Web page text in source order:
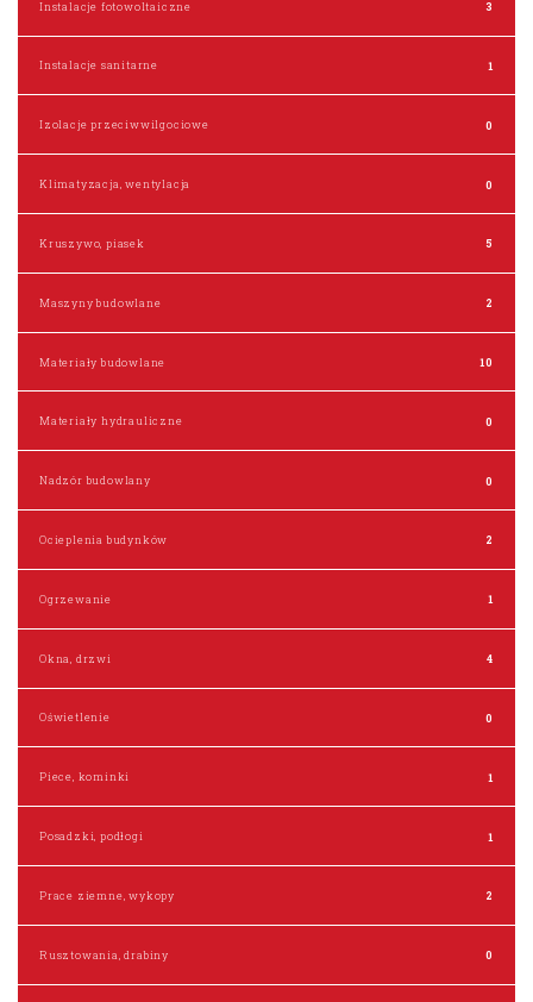
Instalacje fotowoltaiczne 3
Instalacje sanitarne 1
Izolacje przeciwwilgociowe 0
Klimatyzacja, wentylacja 0
Kruszywo, piasek 5
Maszyny budowlane 2
Materiały budowlane 10
Materiały hydrauliczne 0
Nadzór budowlany 0
Ocieplenia budynków 2
Ogrzewanie 1
Okna, drzwi 4
Oświetlenie 0
Piece, kominki 1
Posadzki, podłogi 1
Prace ziemne, wykopy 2
Rusztowania, drabiny 0